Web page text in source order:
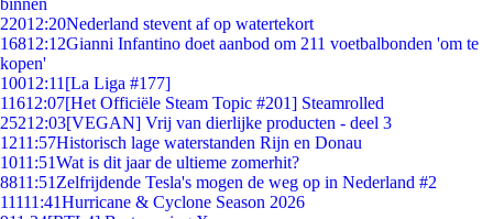
binnen
22012:20Nederland stevent af op watertekort
16812:12Gianni Infantino doet aanbod om 211 voetbalbonden 'om te
kopen'
10012:11 [La Liga #177]
11612:07[Het Officiële Steam Topic #201] Steamrolled
25212:03[VEGAN] Vrij van dierlijke producten - deel 3
1211:57Historisch lage waterstanden Rijn en Donau
1011:51Wat is dit jaar de ultieme zomerhit?
8811:51 Zelfrijdende Tesla's mogen de weg op in Nederland #2
11111:41Hurricane & Cyclone Season 2026